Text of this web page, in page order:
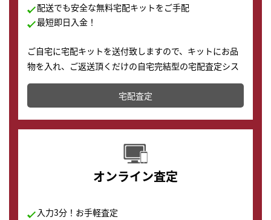
配送でも安全な無料宅配キットをご手配
最短即日入金！
ご自宅に宅配キットを送付致しますので、キットにお品
物を入れ、ご返送頂くだけの自宅完結型の宅配査定シス
テムです。
配送でも簡単&安全に査定・買取に出すことが可能で
す。
宅配査定
オンライン査定
入力3分！お手軽査定